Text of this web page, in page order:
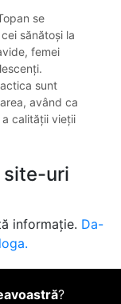
se
sănătoși la
femei
sunt
având ca
calității vieții
site-uri
informație. Da-
?